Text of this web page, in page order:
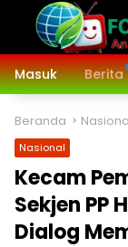
Langsung
konten
Masuk
Berita
Beranda
Nasional
Kecam
Sekjen PP
Dialog